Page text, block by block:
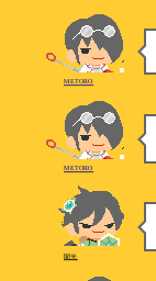
METORO
METORO
闇光